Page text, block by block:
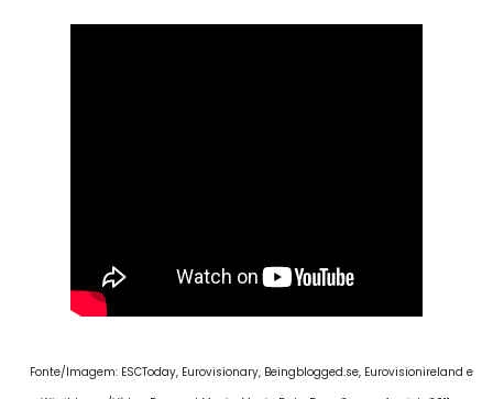
Fonte/Imagem: ESCToday, Eurovisionary, Beingblogged.se, Eurovisionireland e